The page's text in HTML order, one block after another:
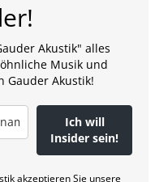
Akustik" alles
Musik und
Gauder Akustik!
Ich will
Insider sein!
akzeptieren Sie unsere